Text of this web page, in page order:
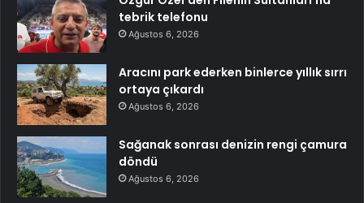
tebrik telefonu
Ağustos 6, 2026
Aracını park ederken binlerce yıllık sırrı
ortaya çıkardı
Ağustos 6, 2026
Sağanak sonrası denizin rengi çamura
döndü
Ağustos 6, 2026